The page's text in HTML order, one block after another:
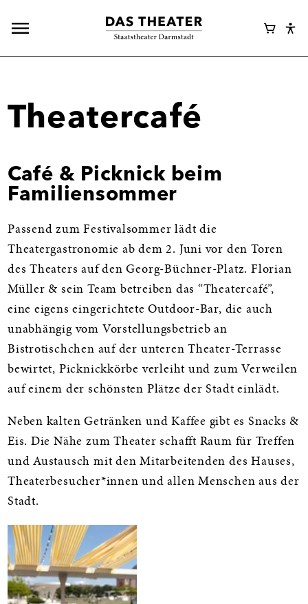
Hauptnavigation
Webshop
Theatercafé
Café & Picknick beim
Familiensommer
Passend zum Festivalsommer lädt die
Theatergastronomie ab dem 2. Juni vor den Toren
des Theaters auf den Georg-Büchner-Platz. Florian
Müller & sein Team betreiben das “Theatercafé”,
eine eigens eingerichtete Outdoor-Bar, die auch
unabhängig vom Vorstellungsbetrieb an
Bistrotischchen auf der unteren Theater-Terrasse
bewirtet, Picknickkörbe verleiht und zum Verweilen
auf einem der schönsten Plätze der Stadt einlädt.
Neben kalten Getränken und Kaffee gibt es Snacks &
Eis. Die Nähe zum Theater schafft Raum für Treffen
und Austausch mit den Mitarbeitenden des Hauses,
Theaterbesucher*innen und allen Menschen aus der
Stadt.